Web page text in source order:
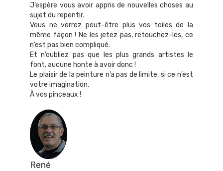
J’espère vous avoir appris de nouvelles choses au
sujet du repentir.
Vous ne verrez peut-être plus vos toiles de la
même façon ! Ne les jetez pas, retouchez-les, ce
n’est pas bien compliqué.
Et n’oubliez pas que les plus grands artistes le
font, aucune honte à avoir donc !
Le plaisir de la peinture n’a pas de limite, si ce n’est
votre imagination.
À vos pinceaux !
René